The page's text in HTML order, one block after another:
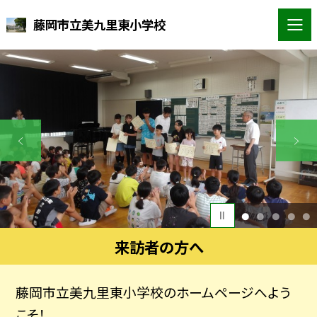
藤岡市立美九里東小学校
1 2 3 4 5
来訪者の方へ
藤岡市立美九里東小学校のホームページへよう